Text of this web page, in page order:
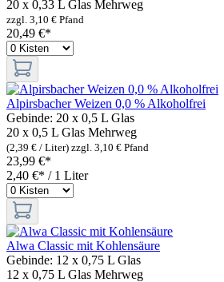
20 x 0,33 L Glas Mehrweg
zzgl. 3,10 € Pfand
20,49 €*
Alpirsbacher Weizen 0,0 % Alkoholfrei
Gebinde: 20 x 0,5 L Glas
20 x 0,5 L Glas Mehrweg
(2,39 € / Liter) zzgl. 3,10 € Pfand
23,99 €*
2,40 €* / 1 Liter
Alwa Classic mit Kohlensäure
Gebinde: 12 x 0,75 L Glas
12 x 0,75 L Glas Mehrweg